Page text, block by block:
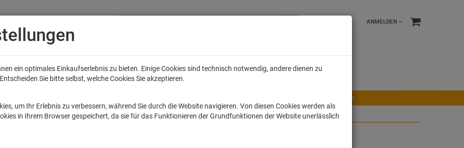
ANMELDEN
Anime Bands Filme & Serien Gaming Fun Accessoires
Tonies
ein optimales Einkaufserlebnis zu bieten. Einige Cookies sind technisch notwendig, andere dienen zu
Sie bitte selbst, welche Cookies Sie akzeptieren.
um Ihr Erlebnis zu verbessern, während Sie durch die Website navigieren. Von diesen Cookies werden als
in Ihrem Browser gespeichert, da sie für das Funktionieren der Grundfunktionen der Website unerlässlich